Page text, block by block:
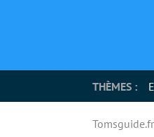
THÈMES :
Tomsguide.fr